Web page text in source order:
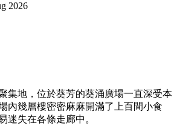
2026
集地，位於葵芳的葵涌廣場一直深受本
內幾層樓密密麻麻開滿了上百間小食
迷失在各條走廊中。